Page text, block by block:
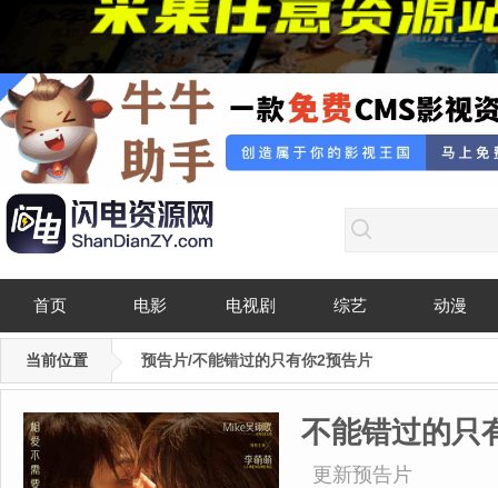
首页 电影 电视剧 综艺 动漫
当前位置 预告片/不能错过的只有你2预告片
不能错过的只
更新预告片